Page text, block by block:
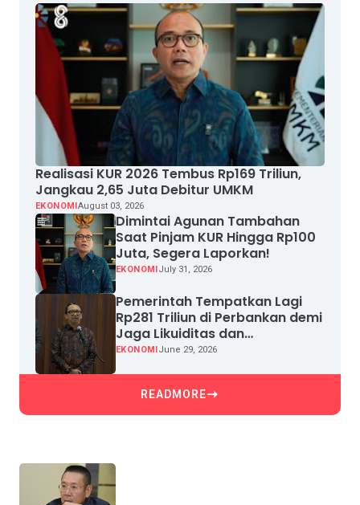
Realisasi KUR 2026 Tembus Rp169 Triliun,
Jangkau 2,65 Juta Debitur UMKM
EKONOMIAugust 03, 2026
Dimintai Agunan Tambahan
Saat Pinjam KUR Hingga Rp100
Juta, Segera Laporkan!
EKONOMIJuly 31, 2026
Pemerintah Tempatkan Lagi
Rp281 Triliun di Perbankan demi
Jaga Likuiditas dan
Pertumbuhan Kredit
EKONOMIJune 29, 2026
READMORE